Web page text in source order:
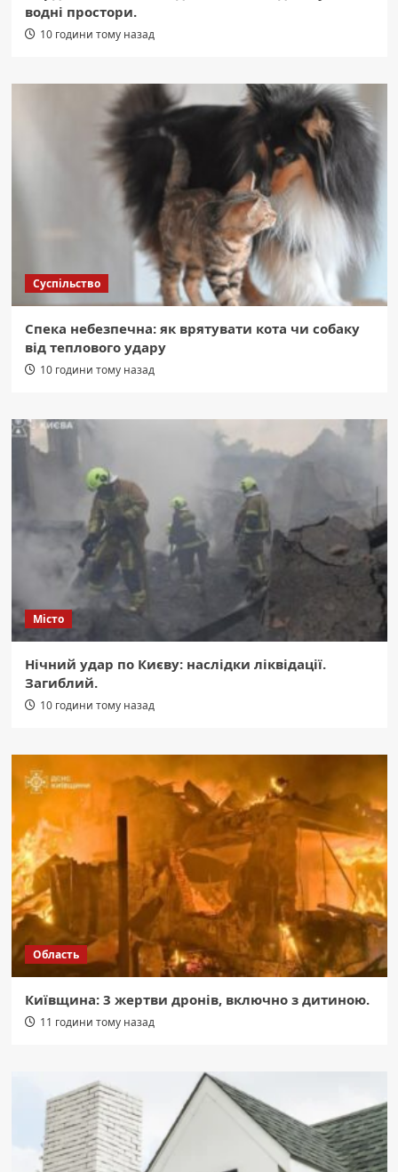
водні простори.
10 години тому назад
Суспільство
Спека небезпечна: як врятувати кота чи собаку
від теплового удару
10 години тому назад
Місто
Нічний удар по Києву: наслідки ліквідації.
Загиблий.
10 години тому назад
Область
Київщина: 3 жертви дронів, включно з дитиною.
11 години тому назад